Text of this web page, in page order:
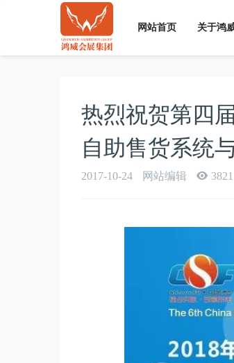
网站首页 关于鸿
热烈祝贺第四
自助售货系统
2017-10-24 网站编辑 3821